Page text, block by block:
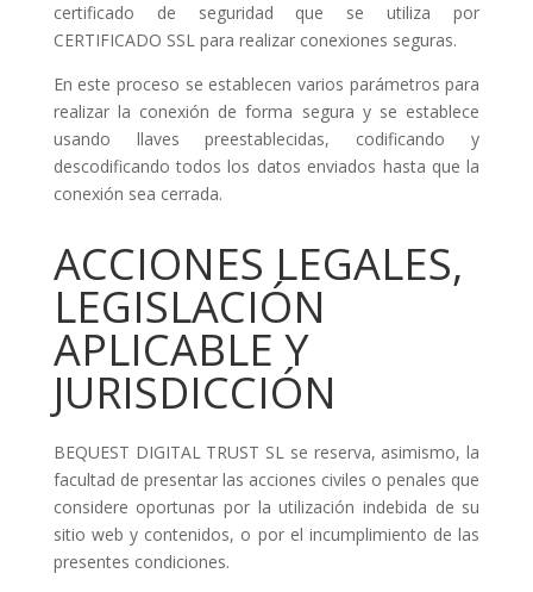
certificado de seguridad que se utiliza por
CERTIFICADO SSL para realizar conexiones seguras.
En este proceso se establecen varios parámetros para
realizar la conexión de forma segura y se establece
usando llaves preestablecidas, codificando y
descodificando todos los datos enviados hasta que la
conexión sea cerrada.
ACCIONES LEGALES,
LEGISLACIÓN
APLICABLE Y
JURISDICCIÓN
BEQUEST DIGITAL TRUST SL se reserva, asimismo, la
facultad de presentar las acciones civiles o penales que
considere oportunas por la utilización indebida de su
sitio web y contenidos, o por el incumplimiento de las
presentes condiciones.